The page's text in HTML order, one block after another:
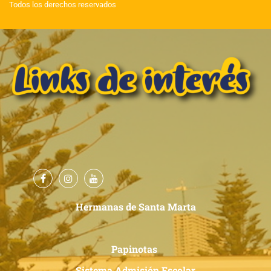
Todos los derechos reservados
Hermanas de Santa Marta
Papinotas